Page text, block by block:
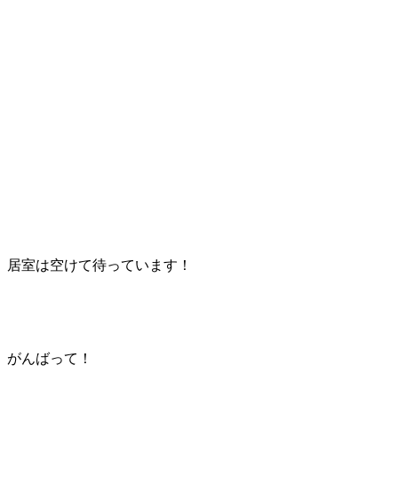
居室は空けて待っています！
がんばって！